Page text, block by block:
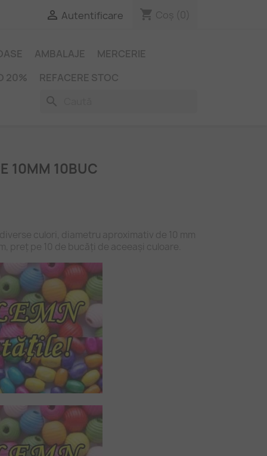
 Autentificare shopping_cart Coș (0)
AMBALAJE
MERCERIE
20% REFACERE STOC
search
10MM 10BUC
culori, diametru aproximativ de 10 mm
preț pe 10 de bucăți de aceeași culoare.